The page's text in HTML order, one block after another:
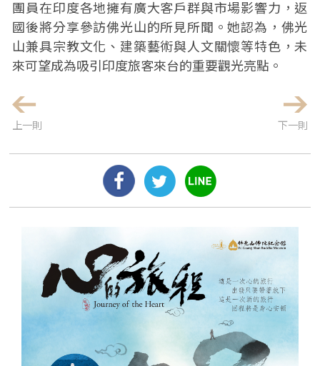
團員在印度各地擁有廣大客戶群與市場影響力，返
國後將分享參訪佛光山的所見所聞。她認為，佛光
山兼具宗教文化、建築藝術與人文關懷等特色，未
來可望成為吸引印度旅客來台的重要觀光亮點。
上一則 下一則